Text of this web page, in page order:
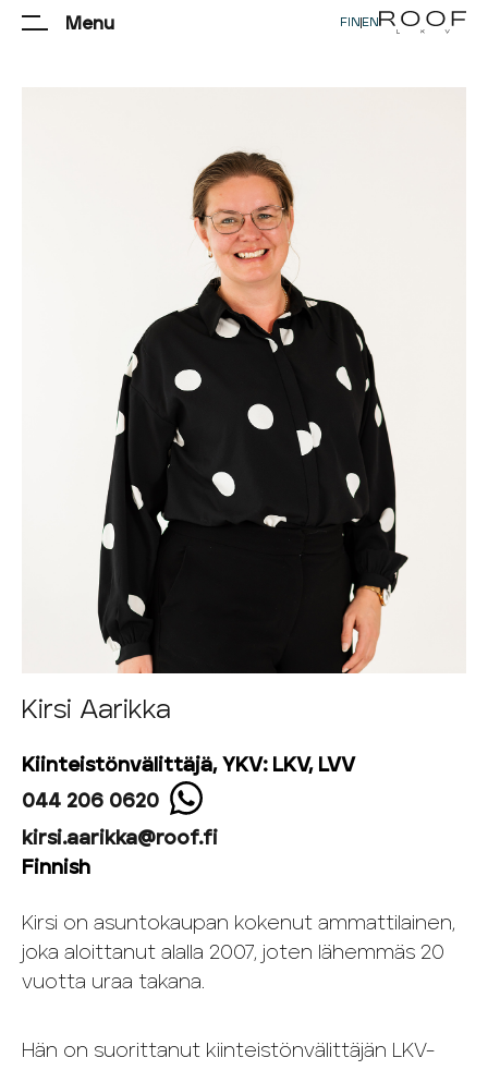
FIN EN
Menu
Kirsi Aarikka
Kiinteistönvälittäjä, YKV: LKV, LVV
044 206 0620
kirsi.aarikka@roof.fi
Finnish
Kirsi on asuntokaupan kokenut ammattilainen,
joka aloittanut alalla 2007, joten lähemmäs 20
vuotta uraa takana.
Hän on suorittanut kiinteistönvälittäjän LKV-